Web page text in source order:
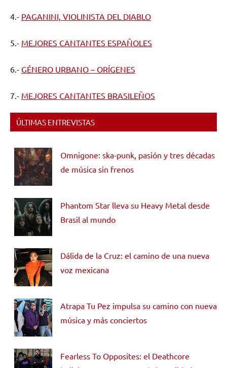
4.- PAGANINI, VIOLINISTA DEL DIABLO
5.- MEJORES CANTANTES ESPAÑOLES
6.- GÉNERO URBANO – ORÍGENES
7.- MEJORES CANTANTES BRASILEÑOS
ÚLTIMAS ENTREVISTAS
Omnigone: ska-punk, pasión y tres décadas
de música sin frenos
Phantom Star lleva su Heavy Metal desde
Brasil al mundo
Dálida de la Cruz: el camino de una nueva
voz mexicana
Atrapa Tu Pez impulsa su camino con nueva
música y más conciertos
Fearless To Opposites: el Deathcore